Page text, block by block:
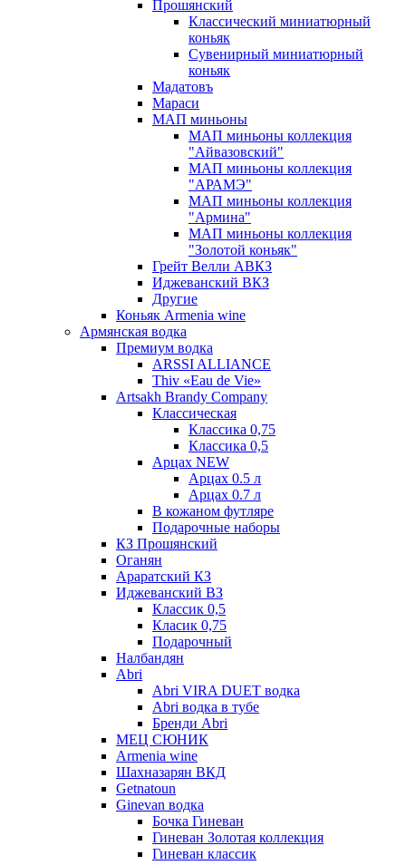
Прошянский
Классический миниатюрный
коньяк
Сувенирный миниатюрный
коньяк
Мадатовъ
Мараси
МАП миньоны
МАП миньоны коллекция
"Айвазовский"
МАП миньоны коллекция
"АРАМЭ"
МАП миньоны коллекция
"Армина"
МАП миньоны коллекция
"Золотой коньяк"
Грейт Велли АВКЗ
Иджеванский ВКЗ
Другие
Коньяк Armenia wine
Армянская водка
Премиум водка
ARSSI ALLIANCE
Thiv «Eau de Vie»
Artsakh Brandy Company
Классическая
Классика 0,75
Классика 0,5
Арцах NEW
Арцах 0.5 л
Арцах 0.7 л
В кожаном футляре
Подарочные наборы
КЗ Прошянский
Оганян
Араратский КЗ
Иджеванский ВЗ
Классик 0,5
Класик 0,75
Подарочный
Налбандян
Abri
Abri VIRA DUET водка
Abri водка в тубе
Бренди Abri
МЕЦ СЮНИК
Armenia wine
Шахназарян ВКД
Getnatoun
Ginevan водка
Бочка Гиневан
Гиневан Золотая коллекция
Гиневан классик